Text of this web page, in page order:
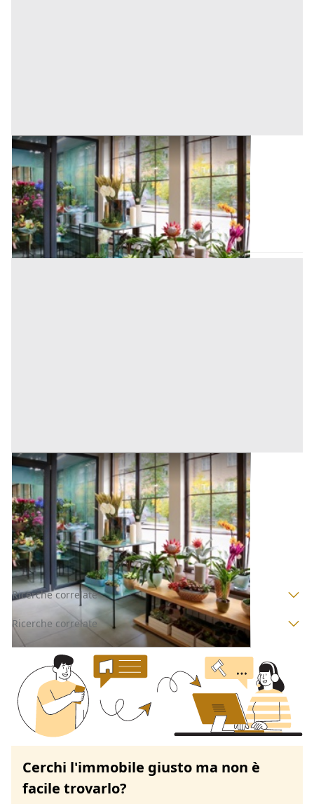
Negozi, Botteghe all'asta a Padova
Merlara (Padova)
Offerta minima
124.320 € 165.760 €
Codice asta: AJ7205722
Asta chiusa
Negozi, Botteghe all'asta a Padova
Merlara (Padova)
Offerta minima
194.250 € 259.000 €
Codice asta: AJ7205723
Asta chiusa
Ricerche correlate
Ricerche correlate
Cerchi l'immobile giusto ma non è
facile trovarlo?